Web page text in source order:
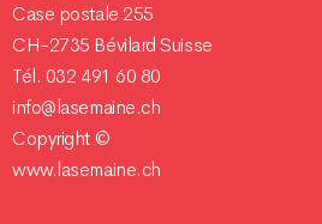
Case postale 255
CH-2735 Bévilard Suisse
Tél. 032 491 60 80
info@lasemaine.ch
Copyright ©
www.lasemaine.ch